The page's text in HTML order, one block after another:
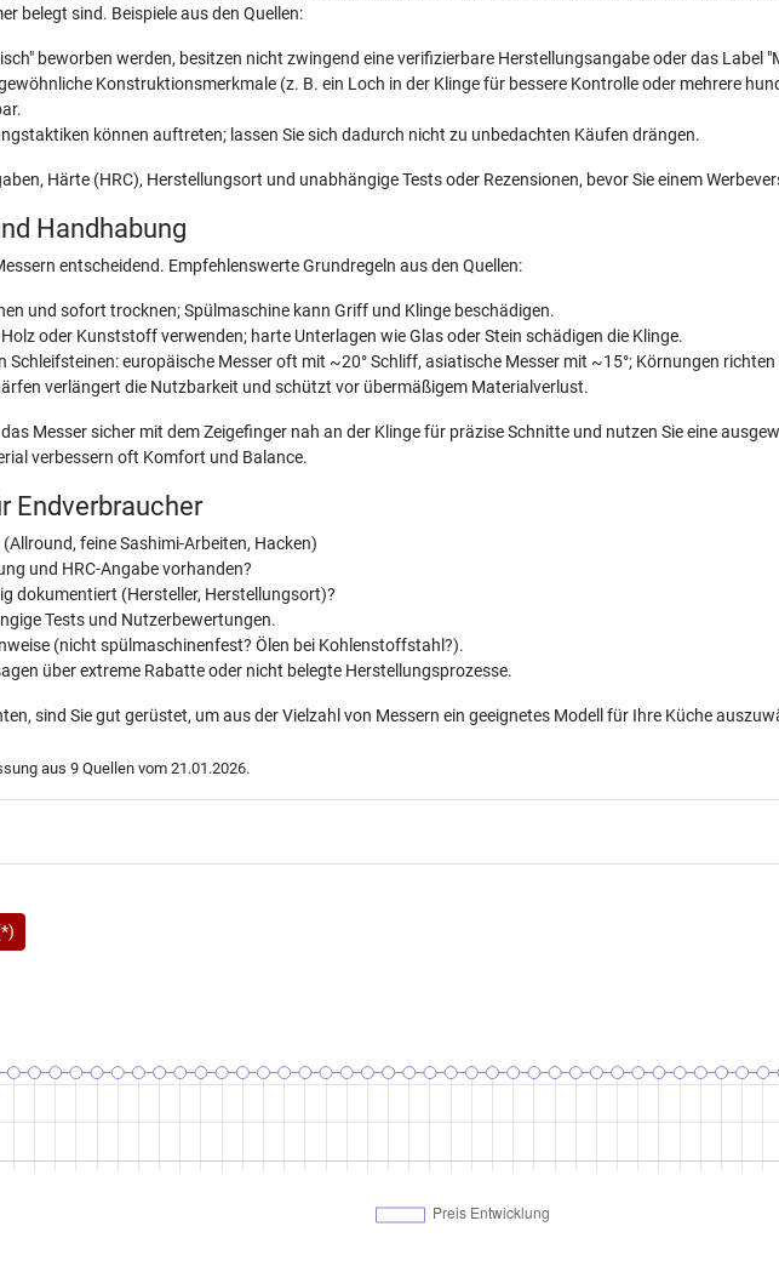
belegt sind. Beispiele aus den Quellen:
beworben werden, besitzen nicht zwingend eine verifizierbare Herstellungsangabe oder das Label
Konstruktionsmerkmale (z. B. ein Loch in der Klinge für bessere Kontrolle oder mehrere
können auftreten; lassen Sie sich dadurch nicht zu unbedachten Käufen drängen.
Härte (HRC), Herstellungsort und unabhängige Tests oder Rezensionen, bevor Sie einem
Handhabung
entscheidend. Empfehlenswerte Grundregeln aus den Quellen:
und sofort trocknen; Spülmaschine kann Griff und Klinge beschädigen.
oder Kunststoff verwenden; harte Unterlagen wie Glas oder Stein schädigen die Klinge.
Schleifsteinen: europäische Messer oft mit ~20° Schliff, asiatische Messer mit ~15°; Körnungen
verlängert die Nutzbarkeit und schützt vor übermäßigem Materialverlust.
Messer sicher mit dem Zeigefinger nah an der Klinge für präzise Schnitte und nutzen Sie eine
verbessern oft Komfort und Balance.
Endverbraucher
feine Sashimi-Arbeiten, Hacken)
und HRC-Angabe vorhanden?
dokumentiert (Hersteller, Herstellungsort)?
Tests und Nutzerbewertungen.
(nicht spülmaschinenfest? Ölen bei Kohlenstoffstahl?).
über extreme Rabatte oder nicht belegte Herstellungsprozesse.
sind Sie gut gerüstet, um aus der Vielzahl von Messern ein geeignetes Modell für Ihre Küche
aus 9 Quellen vom 21.01.2026.